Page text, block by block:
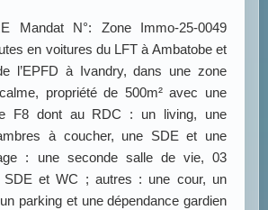
Mandat N°: Zone Immo-25-0049
en voitures du LFT à Ambatobe et
l’EPFD à Ivandry, dans une zone
propriété de 500m² avec une
F8 dont au RDC : un living, une
à coucher, une SDE et une
: une seconde salle de vie, 03
SDE et WC ; autres : une cour, un
parking et une dépendance gardien